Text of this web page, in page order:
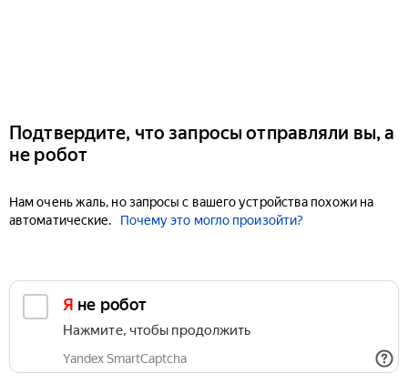
Подтвердите, что запросы отправляли вы, а
не робот
Нам очень жаль, но запросы с вашего устройства похожи на
автоматические.
Почему это могло произойти?
Я не робот
Нажмите, чтобы продолжить
Yandex SmartCaptcha